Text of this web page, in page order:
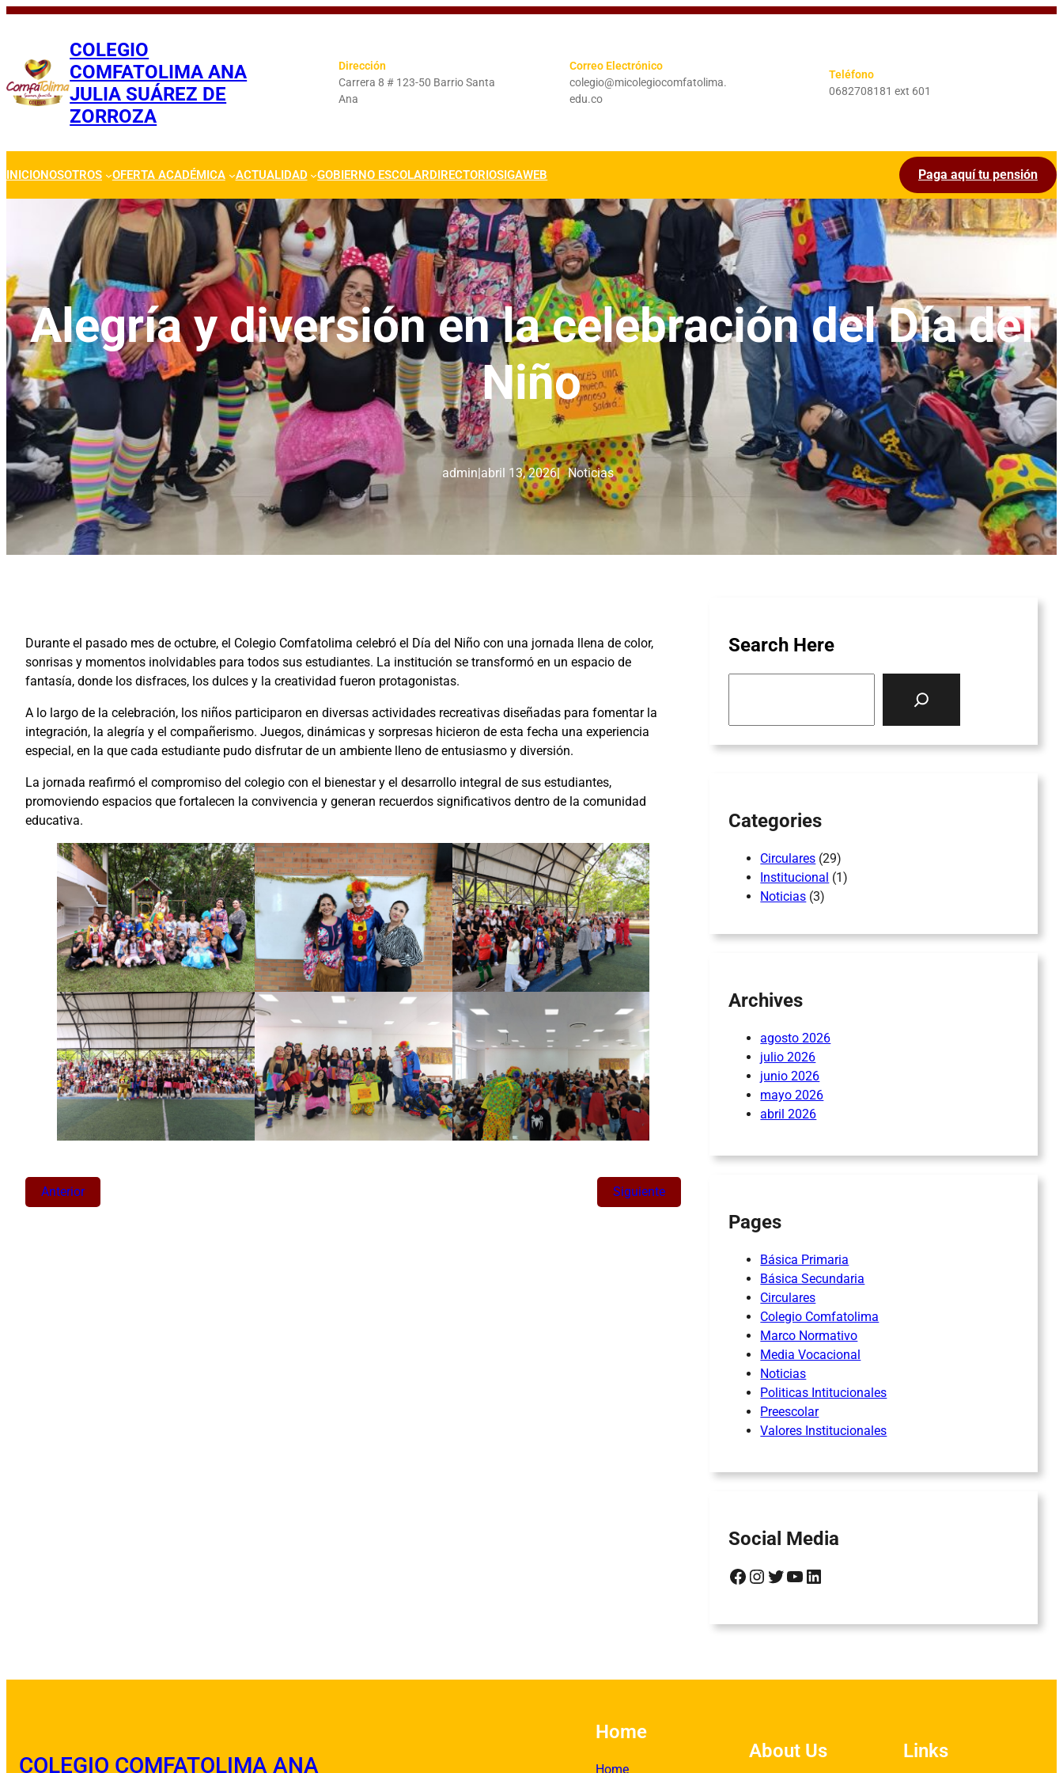
Saltar
COLEGIO
COMFATOLIMA ANA
JULIA SUÁREZ DE
ZORROZA
Dirección
Carrera 8 # 123-50 Barrio Santa
Ana
Correo Electrónico
colegio@micolegiocomfatolima.
edu.co
Teléfono
0682708181 ext 601
INICIONOSOTROS OFERTA ACADÉMICA ACTUALIDAD GOBIERNO ESCOLARDIRECTORIOSIGAWEB Paga aquí tu pensión
Alegría y diversión en la celebración del Día del
Niño
admin|abril 13, 2026| Noticias
Durante el pasado mes de octubre, el Colegio Comfatolima celebró el Día del Niño con una jornada llena de color,
sonrisas y momentos inolvidables para todos sus estudiantes. La institución se transformó en un espacio de
fantasía, donde los disfraces, los dulces y la creatividad fueron protagonistas.
A lo largo de la celebración, los niños participaron en diversas actividades recreativas diseñadas para fomentar la
integración, la alegría y el compañerismo. Juegos, dinámicas y sorpresas hicieron de esta fecha una experiencia
especial, en la que cada estudiante pudo disfrutar de un ambiente lleno de entusiasmo y diversión.
La jornada reafirmó el compromiso del colegio con el bienestar y el desarrollo integral de sus estudiantes,
promoviendo espacios que fortalecen la convivencia y generan recuerdos significativos dentro de la comunidad
educativa.
Anterior Siguiente
Search Here
Categories
Circulares (29)
Institucional (1)
Noticias (3)
Archives
agosto 2026
julio 2026
junio 2026
mayo 2026
abril 2026
Pages
Básica Primaria
Básica Secundaria
Circulares
Colegio Comfatolima
Marco Normativo
Media Vocacional
Noticias
Politicas Intitucionales
Preescolar
Valores Institucionales
Social Media
Facebook Instagram Twitter YouTube LinkedIn
COLEGIO COMFATOLIMA ANA
Home
Home
About Us Links